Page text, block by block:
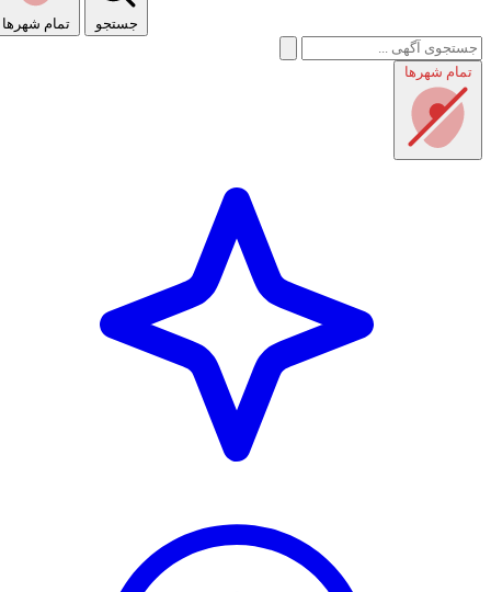
راهنمای استفاده
تمام شهر‌ها جستجو
تمام شهر‌ها